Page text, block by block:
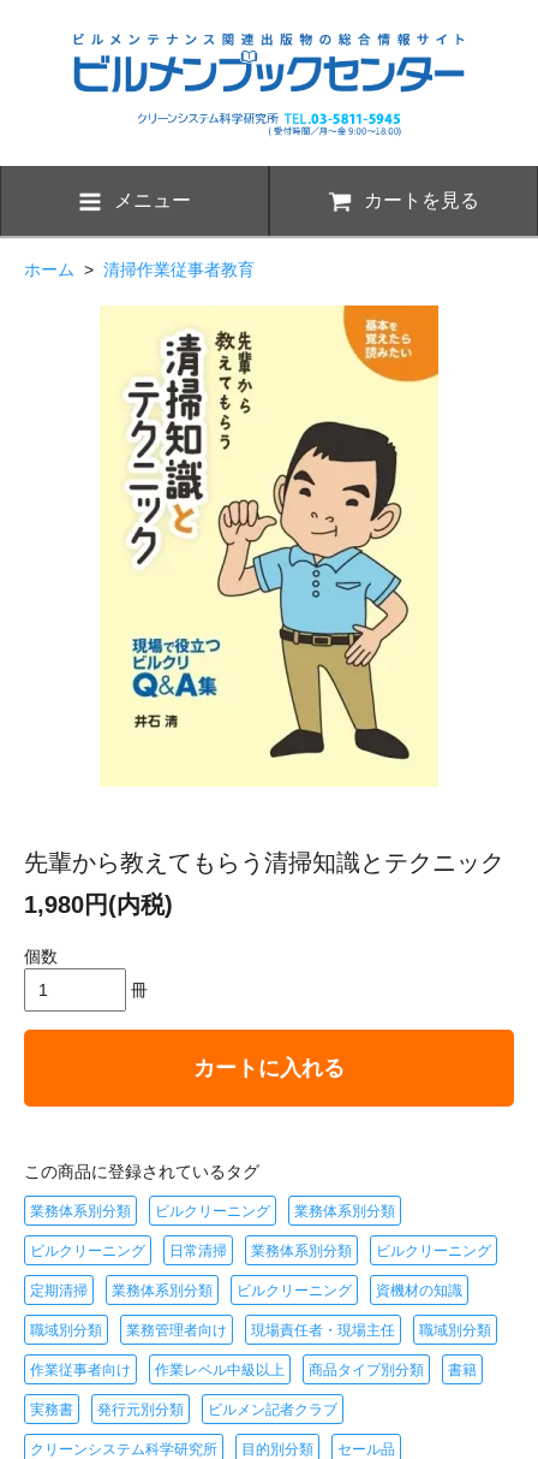
メニュー カートを見る
ホーム > 清掃作業従事者教育
先輩から教えてもらう清掃知識とテクニック
1,980円(内税)
個数
冊
カートに入れる
この商品に登録されているタグ
業務体系別分類 ビルクリーニング 業務体系別分類
ビルクリーニング 日常清掃 業務体系別分類 ビルクリーニング
定期清掃 業務体系別分類 ビルクリーニング 資機材の知識
職域別分類 業務管理者向け 現場責任者・現場主任 職域別分類
作業従事者向け 作業レベル中級以上 商品タイプ別分類 書籍
実務書 発行元別分類 ビルメン記者クラブ
クリーンシステム科学研究所 目的別分類 セール品